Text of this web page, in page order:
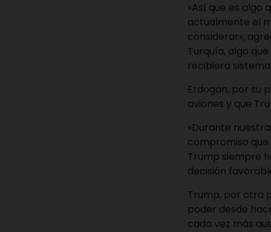
«Así que es algo
actualmente el
considerar»,
Turquía, algo
recibiera
Erdogan, por su
aviones y que
«Durante
compromiso
Trump siempre
decisión
Trump, por otra
poder desde
cada vez más